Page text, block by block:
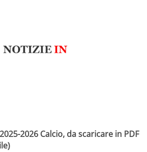
2026 Calcio, da scaricare in PDF